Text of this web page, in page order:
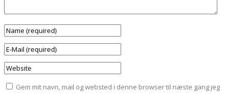
Gem mit navn, mail og websted i denne browser til næste gang jeg